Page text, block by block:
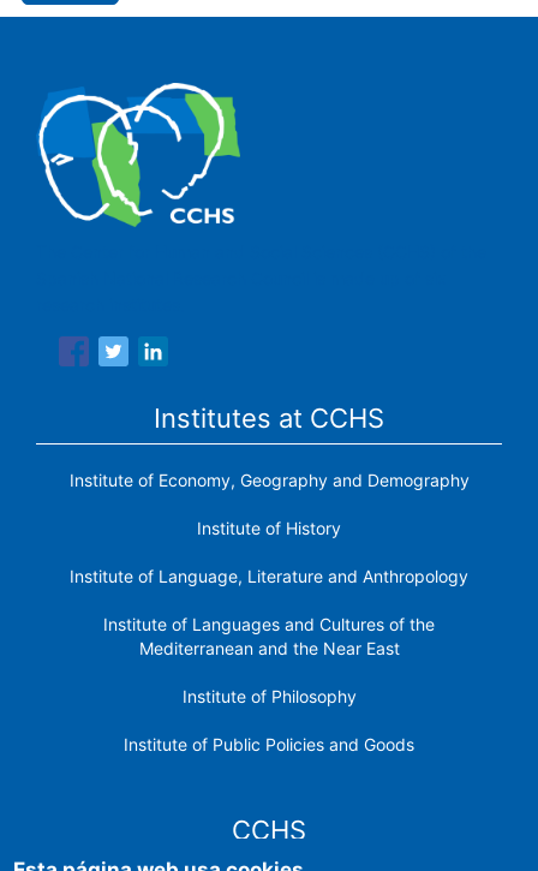
Institutes at CCHS
Institute of Economy, Geography and Demography
Institute of History
Institute of Language, Literature and Anthropology
Institute of Languages ​​and Cultures of the
Mediterranean and the Near East
Institute of Philosophy
Institute of Public Policies and Goods
CCHS